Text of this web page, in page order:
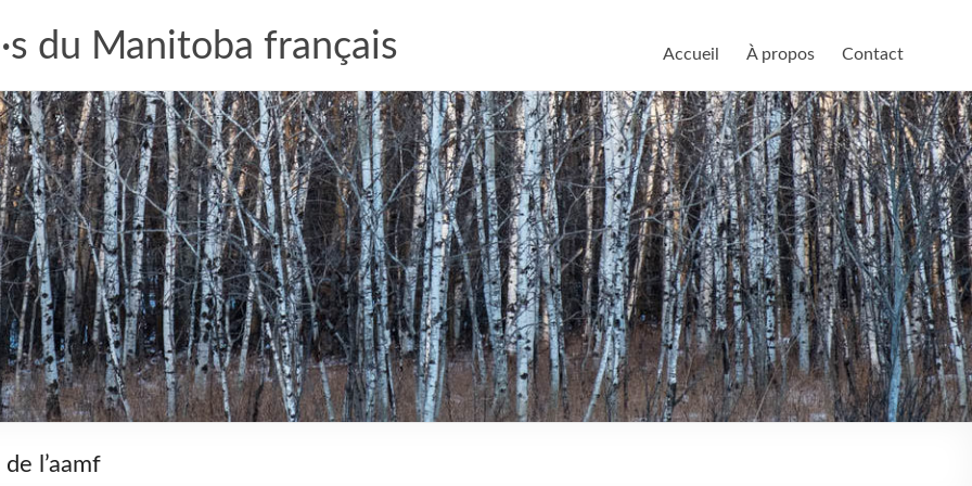
du Manitoba français Accueil À propos Contact
l’aamf